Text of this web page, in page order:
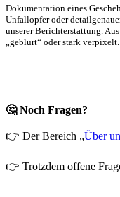
Dokumentation eines
Unfallopfer oder
unserer Berichterstattung.
„geblurt“ oder stark verpixelt.
🤔 Noch Fragen?
👉 Der Bereich „Über
👉 Trotzdem offene